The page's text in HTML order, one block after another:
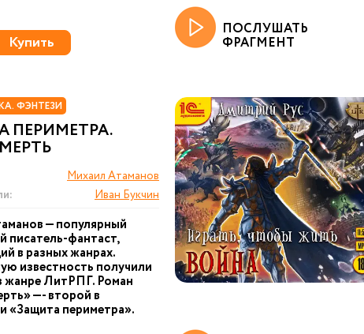
Купить
ПОСЛУШАТЬ
ФРАГМЕНТ
ФЭНТЕЗИ
ПЕРИМЕТРА.
Михаил Атаманов
Иван Букчин
— популярный
писатель-фантаст,
в разных жанрах.
известность получили
жанре ЛитРПГ. Роман
—- второй в
«Защита периметра».